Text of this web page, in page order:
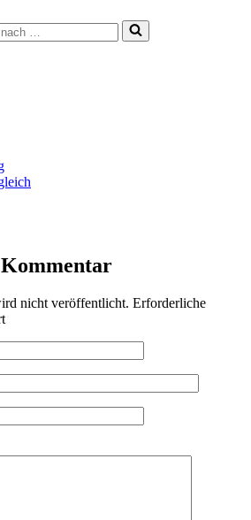
nicht veröffentlicht. Erforderliche